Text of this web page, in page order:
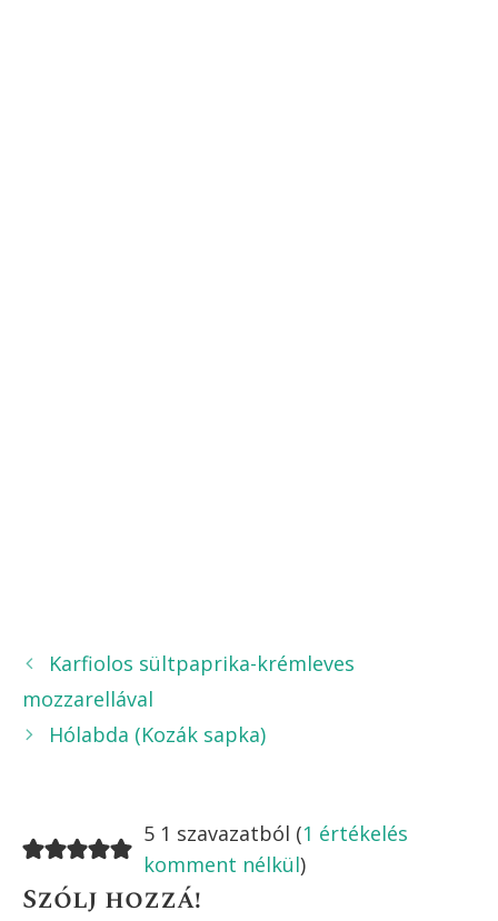
Karfiolos sültpaprika-krémleves
mozzarellával
Hólabda (Kozák sapka)
5 1 szavazatból (1 értékelés
komment nélkül)
Szólj hozzá!